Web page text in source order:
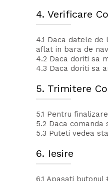
4. Verificare
4.1 Daca datele
aflat in bara de
4.2 Daca doriti sa
4.3 Daca doriti sa
5. Trimitere
5.1 Pentru
5.2 Daca
5.3 Puteti vedea
6. Iesire
6.1 Apasati butonul